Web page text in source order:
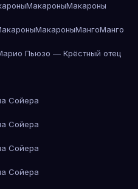
МакароныМакароны
МакароныМангоМанго
Пьюзо — Крёстный отец
Сойера
Сойера
Сойера
Сойера